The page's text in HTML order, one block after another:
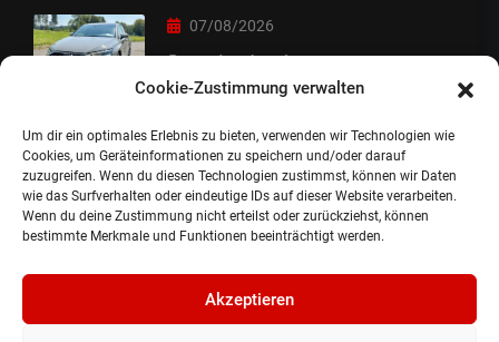
Cookie-Zustimmung verwalten
Um dir ein optimales Erlebnis zu bieten, verwenden wir Technologien wie
Cookies, um Geräteinformationen zu speichern und/oder darauf
zuzugreifen. Wenn du diesen Technologien zustimmst, können wir Daten
wie das Surfverhalten oder eindeutige IDs auf dieser Website verarbeiten.
Wenn du deine Zustimmung nicht erteilst oder zurückziehst, können
bestimmte Merkmale und Funktionen beeinträchtigt werden.
Akzeptieren
07/08/2026
Sorry Leute :-)
06/08/2026
Auslieferung